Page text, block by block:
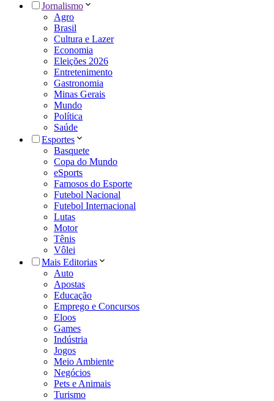
Jornalismo
Agro
Brasil
Cultura e Lazer
Economia
Eleições 2026
Entretenimento
Gastronomia
Minas Gerais
Mundo
Política
Saúde
Esportes
Basquete
Copa do Mundo
eSports
Famosos do Esporte
Futebol Nacional
Futebol Internacional
Lutas
Motor
Tênis
Vôlei
Mais Editorias
Auto
Apostas
Educação
Emprego e Concursos
Eloos
Games
Indústria
Jogos
Meio Ambiente
Negócios
Pets e Animais
Turismo